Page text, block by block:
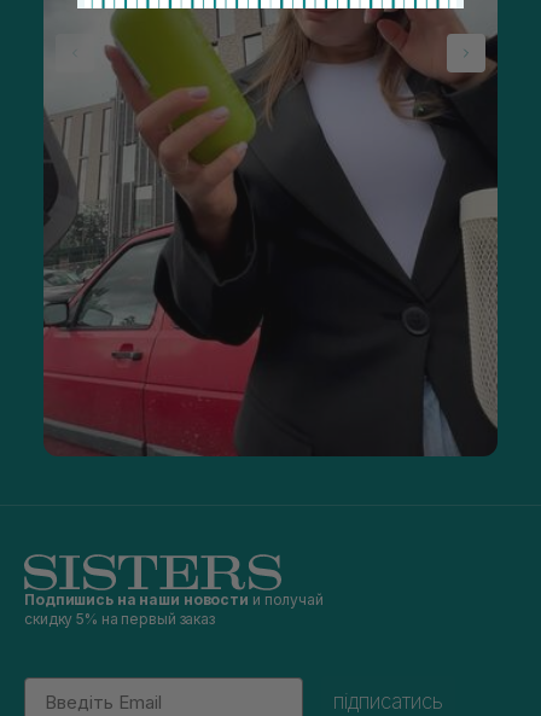
Подпишись на наши новости и получай
скидку 5% на первый заказ
Email
підписатись